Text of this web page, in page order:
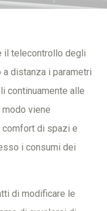
il telecontrollo degli
distanza i parametri
continuamente alle
viene
di spazi e
i consumi dei
di modificare le